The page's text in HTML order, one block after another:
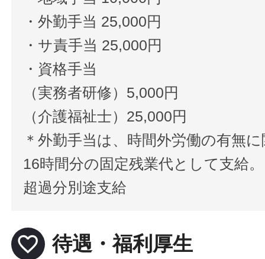
・外勤手当 25,000円
・サ責手当 25,000円
・資格手当
（実務者研修）5,000円
（介護福祉士）25,000円
＊外勤手当は、時間外労働の有無
16時間分の固定残業代として支給。
超過分別途支給
favorite_border 待遇・福利厚生